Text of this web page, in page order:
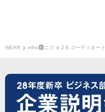
WEAR miho🅰ニコ 2.6 コーディネート